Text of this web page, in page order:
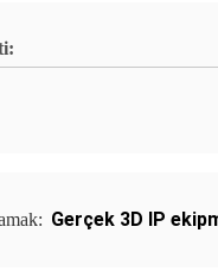
Gerçek 3D IP